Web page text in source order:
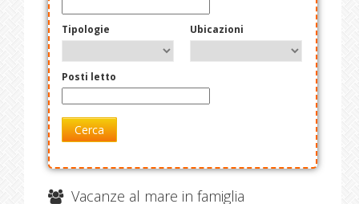
Tipologie Ubicazioni
Posti letto
Cerca
Vacanze al mare in famiglia